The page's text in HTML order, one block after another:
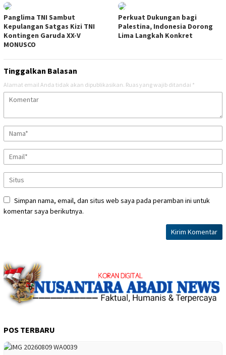
Panglima TNI Sambut
Kepulangan Satgas Kizi TNI
Kontingen Garuda XX-V
MONUSCO
Perkuat Dukungan bagi
Palestina, Indonesia Dorong
Lima Langkah Konkret
Tinggalkan Balasan
Alamat email Anda tidak akan dipublikasikan. Ruas yang wajib ditandai *
Simpan nama, email, dan situs web saya pada peramban ini untuk
komentar saya berikutnya.
POS TERBARU